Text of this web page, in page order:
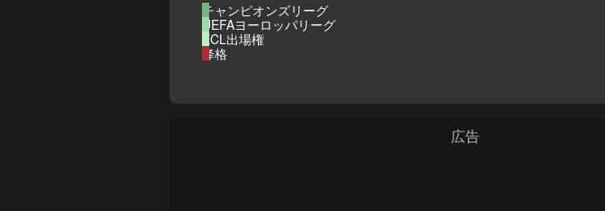
チャンピオンズリーグ
UEFAヨーロッパリーグ
ECL出場権
降格